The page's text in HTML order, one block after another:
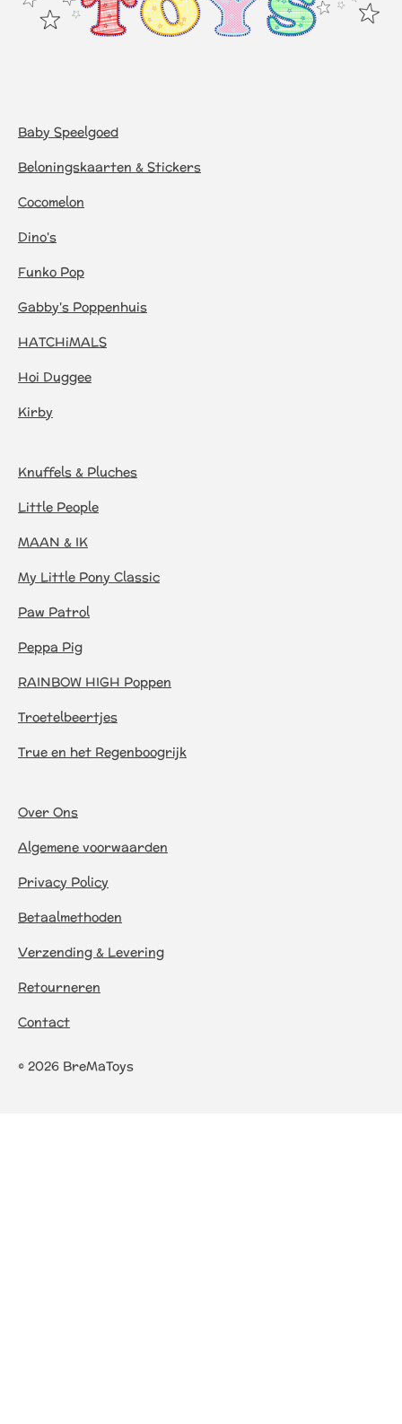
Baby Speelgoed
Beloningskaarten & Stickers
Cocomelon
Dino's
Funko Pop
Gabby's Poppenhuis
HATCHiMALS
Hoi Duggee
Kirby
Knuffels & Pluches
Little People
MAAN & IK
My Little Pony Classic
Paw Patrol
Peppa Pig
RAINBOW HIGH Poppen
Troetelbeertjes
True en het Regenboogrijk
Over Ons
Algemene voorwaarden
Privacy Policy
Betaalmethoden
Verzending & Levering
Retourneren
Contact
© 2026 BreMaToys